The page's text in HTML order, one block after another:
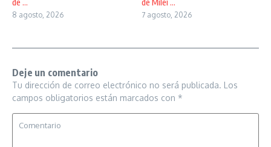
de ...
8 agosto, 2026
de Milei ...
7 agosto, 2026
Deje un comentario
Tu dirección de correo electrónico no será publicada. Los
campos obligatorios están marcados con *